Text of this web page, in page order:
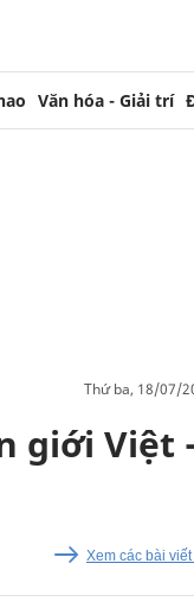
Văn hóa - Giải trí
thứ ba, 18/07/
giới Việt
Xem các bài